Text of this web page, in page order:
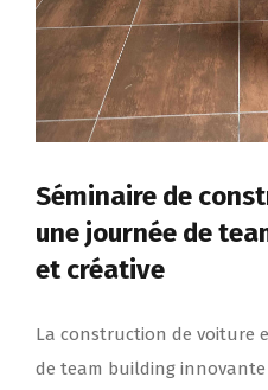
Séminaire de
une journée de
et créative
La construction de voiture
de team building